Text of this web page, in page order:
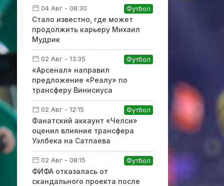
04 Авг - 08:30 Футбол
Стало известно, где может
продолжить карьеру Михаил
Мудрик
02 Авг - 13:35 Футбол
«Арсенал» направил
предложение «Реалу» по
трансферу Винисиуса
02 Авг - 12:15 Футбол
Фанатский аккаунт «Челси»
оценил влияние трансфера
Уэлбека на Сатпаева
02 Авг - 08:15 Футбол
ФИФА отказалась от
скандального проекта после